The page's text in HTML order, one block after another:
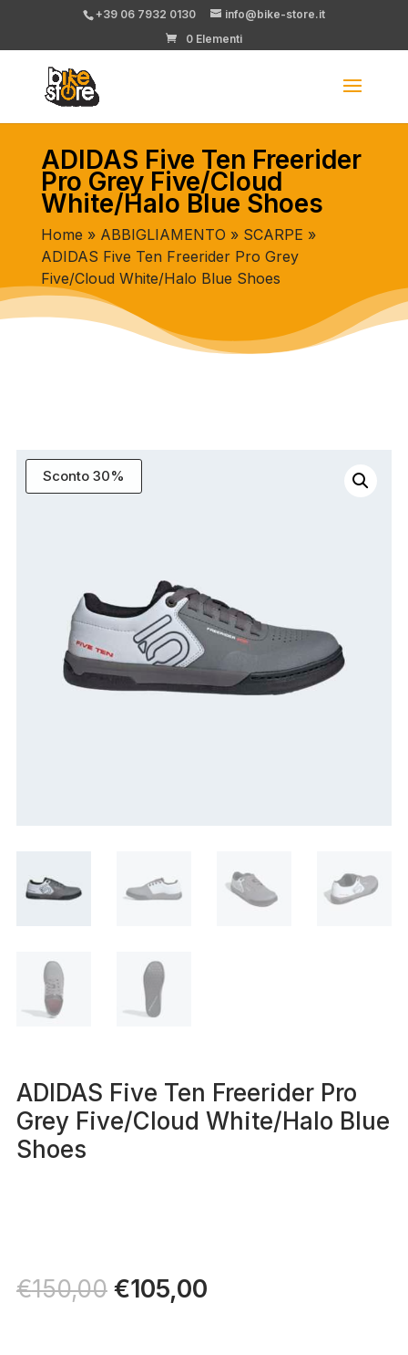
+39 06 7932 0130
info@bike-store.it
0 Elementi
ADIDAS Five Ten Freerider
Pro Grey Five/Cloud
White/Halo Blue Shoes
Home » ABBIGLIAMENTO » SCARPE »
ADIDAS Five Ten Freerider Pro Grey
Five/Cloud White/Halo Blue Shoes
Sconto 30%
ADIDAS Five Ten Freerider Pro
Grey Five/Cloud White/Halo Blue
Shoes
€150,00 Il
prezzo
€105,00Il